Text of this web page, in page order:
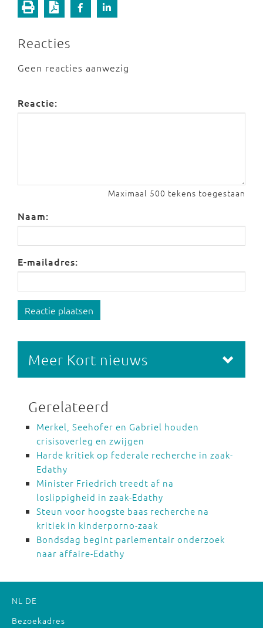
Reacties
Geen reacties aanwezig
Reactie:
Maximaal 500 tekens toegestaan
Naam:
E-mailadres:
Reactie plaatsen
Meer Kort nieuws
Gerelateerd
Merkel, Seehofer en Gabriel houden
crisisoverleg en zwijgen
Harde kritiek op federale recherche in zaak-
Edathy
Minister Friedrich treedt af na
loslippigheid in zaak-Edathy
Steun voor hoogste baas recherche na
kritiek in kinderporno-zaak
Bondsdag begint parlementair onderzoek
naar affaire-Edathy
NL DE
Bezoekadres